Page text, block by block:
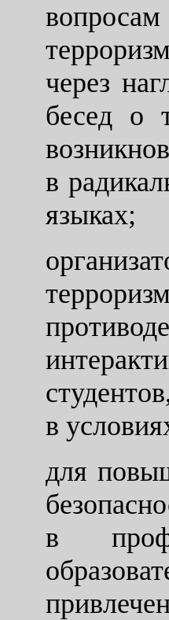
через
бесед о
в
языках;
в
для
в